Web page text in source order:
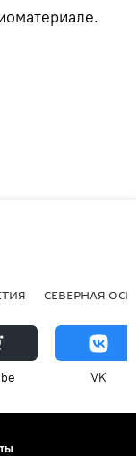
СЕВЕРНАЯ
VK